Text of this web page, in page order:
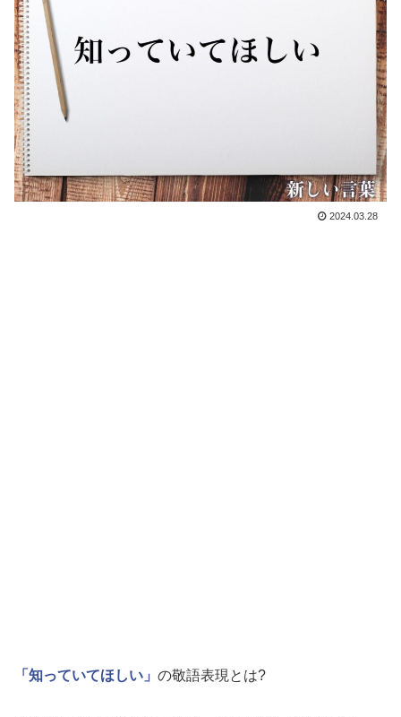
2024.03.28
「知っていてほしい」 の敬語表現とは?